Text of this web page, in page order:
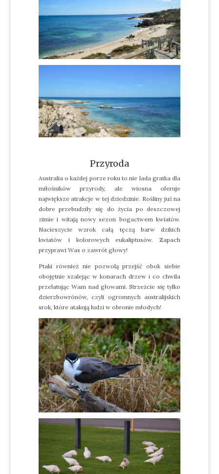
Przyroda
Australia o każdej porze roku to nie lada gratka dla
miłośników przyrody, ale wiosna oferuje
największe atrakcje w tej dziedzinie. Rośliny już na
dobre przebudziły się do życia po deszczowej
zimie i witają nowy sezon bogactwem kwiatów.
Nacieszycie wzrok całą tęczą barw dzikich
kwiatów i kolorowych eukaliptusów. Zapach
przyprawi Was o zawrót głowy!
Ptaki również nie pozwolą przejść obok siebie
obojętnie szalejąc w konarach drzew i co chwila
przelatując Wam nad głowami. Strzeżcie się tylko
dzierzbowrónów, czyli ogromnych australijskich
srok, które atakują ludzi w obronie młodych!